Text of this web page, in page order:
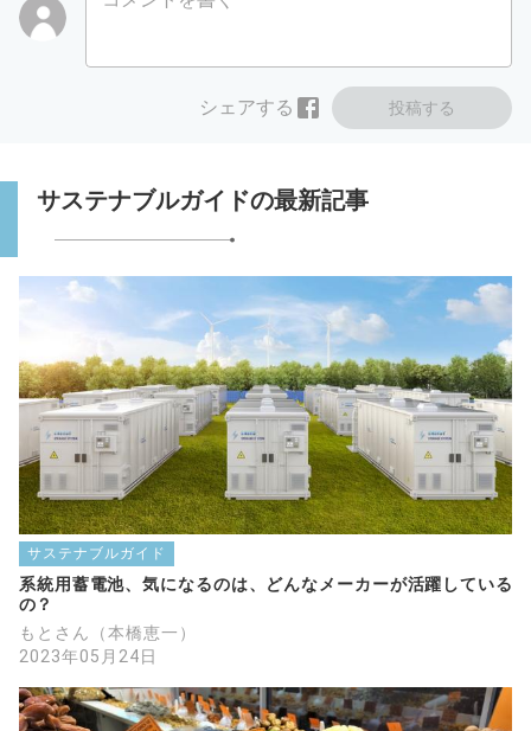
投稿する
シェアする
サステナブルガイドの最新記事
サステナブルガイド
系統用蓄電池、気になるのは、どんなメーカーが活躍している
の？
もとさん（本橋恵一）
2023年05月24日